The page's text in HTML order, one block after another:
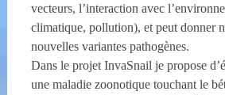
vecteurs, l’interaction avec
climatique, pollution), et peut donner
nouvelles variantes pathogènes.
Dans le projet InvaSnail je propose
une maladie zoonotique touchant le